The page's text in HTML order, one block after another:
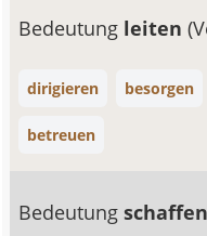
Bedeutung leiten
dirigieren besorgen
betreuen
Bedeutung